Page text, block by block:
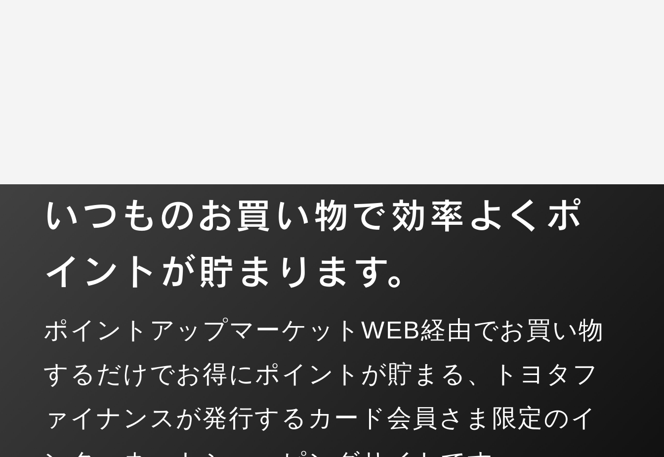
マーケットWEB
個人会員さま限定
いつものお買い物で効率よくポ
イントが貯まります。
ポイントアップマーケットWEB経由でお買い物
するだけでお得にポイントが貯まる、トヨタフ
ァイナンスが発行するカード会員さま限定のイ